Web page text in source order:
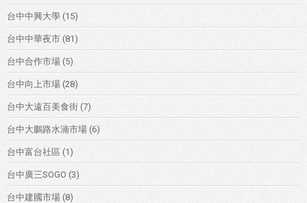
台中中興大學 (15)
台中中華夜市 (81)
台中合作市場 (5)
台中向上市場 (28)
台中大遠百美食街 (7)
台中大鵬路水湳市場 (6)
台中富台社區 (1)
台中廣三SOGO (3)
台中建國市場 (8)